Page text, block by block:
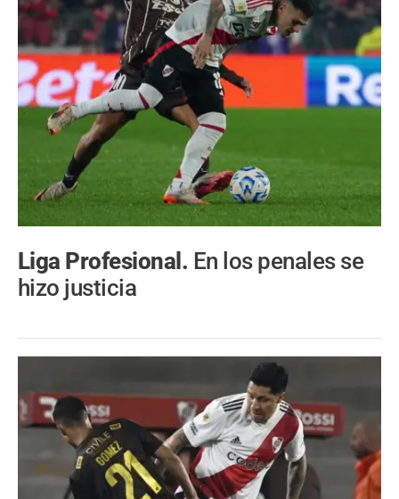
Liga Profesional. En los penales se
hizo justicia